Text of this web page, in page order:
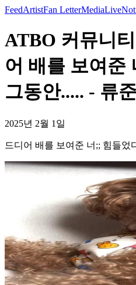
FeedArtistFan LetterMediaLive
ATBO 커뮤니
어 배를 보여준
그동안..... - 류
2025년 2월 1일
드디어 배를 보여준 너;; 힘들었